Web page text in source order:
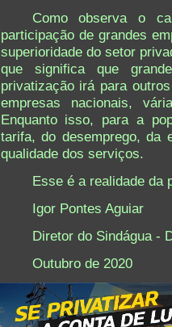
Como observa o
participação de grandes
superioridade do setor
que significa que
privatização irá para
empresas nacionais,
Enquanto isso, para a
tarifa, do desemprego, da
qualidade dos serviços.
Esse é a realidade da
Igor Pontes Aguiar
Diretor do Sindágua -
Outubro de 2020